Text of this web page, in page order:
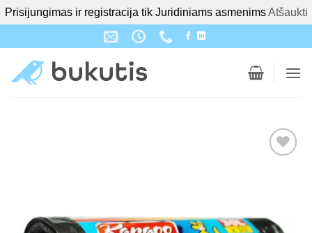
Prisijungimas ir registracija tik Juridiniams asmenimsAtšaukti
to
content